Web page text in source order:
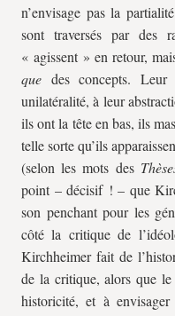
n’envisage pas la
sont traversés par des
« agissent » en retour,
que des concepts.
unilatéralité, à leur
ils ont la tête en bas, ils
telle sorte qu’ils
(selon les mots des
point – décisif ! – que
son penchant pour les
côté la critique de
Kirchheimer fait de
de la critique, alors que
historicité, et à